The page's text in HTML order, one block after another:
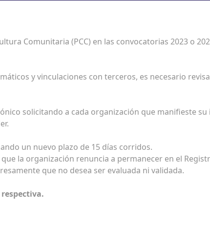
Comunitaria (PCC) en las convocatorias 2023 o
y vinculaciones con terceros, es necesario
solicitando a cada organización que manifieste su
un nuevo plazo de 15 días corridos.
la organización renuncia a permanecer en el
que no desea ser evaluada ni validada.